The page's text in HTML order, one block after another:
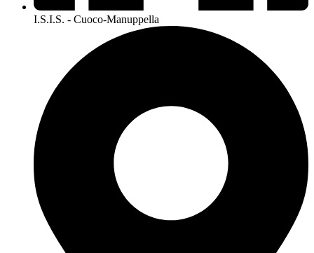
I.S.I.S. - Cuoco-Manuppella